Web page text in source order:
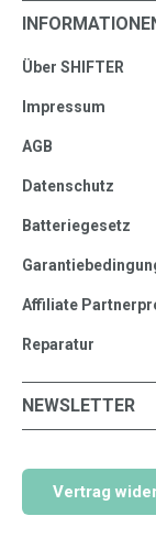
Über SHIFTER
Impressum
AGB
Datenschutz
Batteriegesetz
Affiliate
Reparatur
NEWSLETTER
Vertrag